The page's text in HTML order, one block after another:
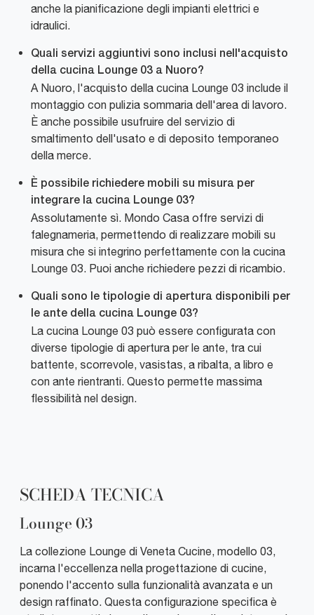
anche la pianificazione degli impianti elettrici e
idraulici.
Quali servizi aggiuntivi sono inclusi nell'acquisto
della cucina Lounge 03 a Nuoro?
A Nuoro, l'acquisto della cucina Lounge 03 include il
montaggio con pulizia sommaria dell'area di lavoro.
È anche possibile usufruire del servizio di
smaltimento dell'usato e di deposito temporaneo
della merce.
È possibile richiedere mobili su misura per
integrare la cucina Lounge 03?
Assolutamente sì. Mondo Casa offre servizi di
falegnameria, permettendo di realizzare mobili su
misura che si integrino perfettamente con la cucina
Lounge 03. Puoi anche richiedere pezzi di ricambio.
Quali sono le tipologie di apertura disponibili per
le ante della cucina Lounge 03?
La cucina Lounge 03 può essere configurata con
diverse tipologie di apertura per le ante, tra cui
battente, scorrevole, vasistas, a ribalta, a libro e
con ante rientranti. Questo permette massima
flessibilità nel design.
SCHEDA TECNICA
Lounge 03
La collezione Lounge di Veneta Cucine, modello 03,
incarna l'eccellenza nella progettazione di cucine,
ponendo l'accento sulla funzionalità avanzata e un
design raffinato. Questa configurazione specifica è